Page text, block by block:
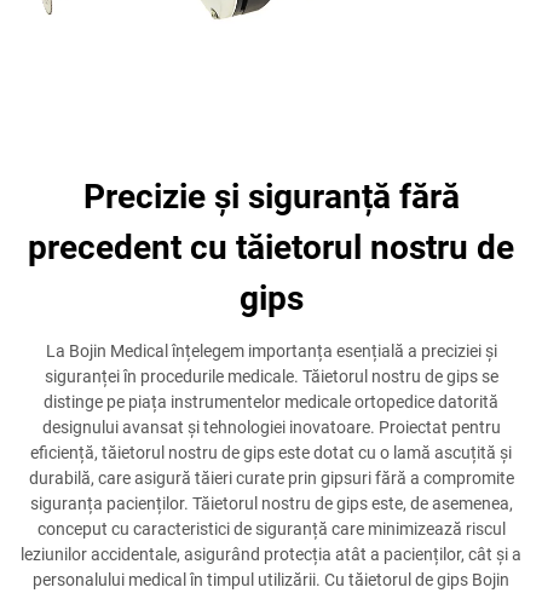
Precizie și siguranță fără
precedent cu tăietorul nostru de
gips
La Bojin Medical înțelegem importanța esențială a preciziei și
siguranței în procedurile medicale. Tăietorul nostru de gips se
distinge pe piața instrumentelor medicale ortopedice datorită
designului avansat și tehnologiei inovatoare. Proiectat pentru
eficiență, tăietorul nostru de gips este dotat cu o lamă ascuțită și
durabilă, care asigură tăieri curate prin gipsuri fără a compromite
siguranța pacienților. Tăietorul nostru de gips este, de asemenea,
conceput cu caracteristici de siguranță care minimizează riscul
leziunilor accidentale, asigurând protecția atât a pacienților, cât și a
personalului medical în timpul utilizării. Cu tăietorul de gips Bojin